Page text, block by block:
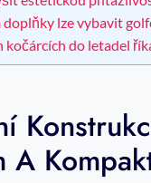
lze vybavit
do letadel
A